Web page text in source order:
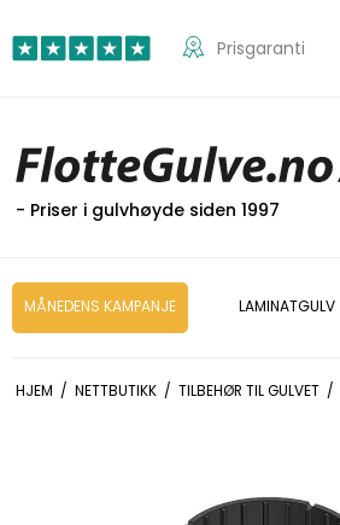
Prisgaranti
- Priser i gulvhøyde siden 1997
MÅNEDENS KAMPANJE LAMINATGULV
HJEM / NETTBUTIKK / TILBEHØR TIL GULVET /